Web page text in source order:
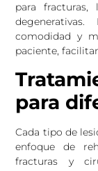
para fracturas,
comodidad y
paciente,
para
Cada tipo de
enfoque de
fracturas y